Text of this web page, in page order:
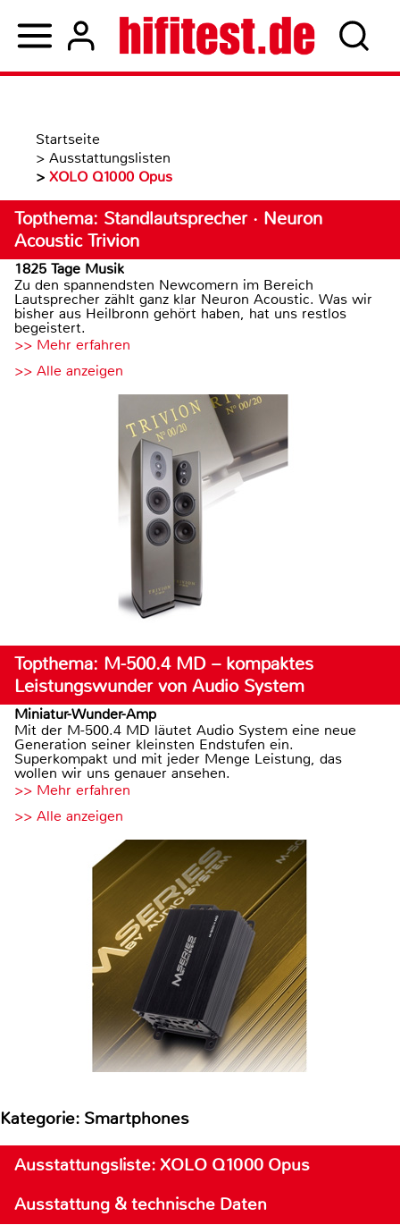
Startseite
> Ausstattungslisten
> XOLO Q1000 Opus
Topthema: Standlautsprecher · Neuron
Acoustic Trivion
1825 Tage Musik
Zu den spannendsten Newcomern im Bereich
Lautsprecher zählt ganz klar Neuron Acoustic. Was wir
bisher aus Heilbronn gehört haben, hat uns restlos
begeistert.
>> Mehr erfahren
>> Alle anzeigen
Topthema: M-500.4 MD – kompaktes
Leistungswunder von Audio System
Miniatur-Wunder-Amp
Mit der M-500.4 MD läutet Audio System eine neue
Generation seiner kleinsten Endstufen ein.
Superkompakt und mit jeder Menge Leistung, das
wollen wir uns genauer ansehen.
>> Mehr erfahren
>> Alle anzeigen
Kategorie: Smartphones
Ausstattungsliste: XOLO Q1000 Opus
Ausstattung & technische Daten